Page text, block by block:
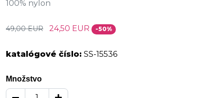
100% nylon
49,00 EUR 24,50 EUR -50%
katalógové číslo: SS-15536
Množstvo